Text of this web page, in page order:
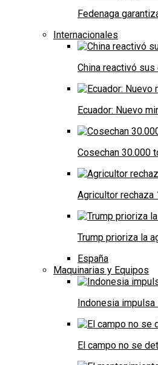
Fedenaga
Internacionales
China reactivó
Ecuador: Nuevo
Cosechan 30.000
Agricultor rechaza
Trump prioriza la
España
Maquinarias y Equipos
Indonesia
El campo no se